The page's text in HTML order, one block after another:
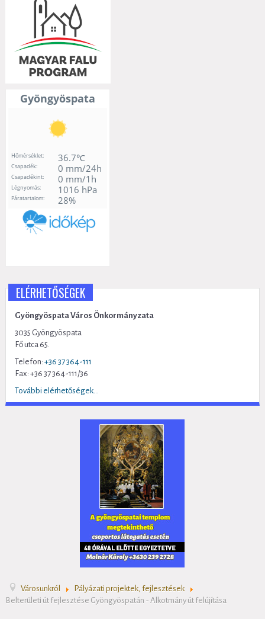
ELÉRHETŐSÉGEK
Gyöngyöspata Város Önkormányzata
3035 Gyöngyöspata
Fő utca 65.
Telefon: +36 37 364-111
Fax: +36 37 364-111/36
További elérhetőségek...
Városunkról
Pályázati projektek, fejlesztések
Belterületi út fejlesztése Gyöngyöspatán - Alkotmány út felújítása